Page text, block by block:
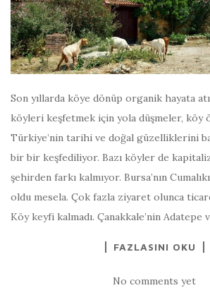
Son yıllarda köye dönüp organik hayata
köyleri keşfetmek için yola düşmeler, köy
Türkiye’nin tarihi ve doğal güzelliklerini
bir bir keşfediliyor. Bazı köyler de
şehirden farkı kalmıyor. Bursa’nın
oldu mesela. Çok fazla ziyaret olunca
Köy keyfi kalmadı. Çanakkale’nin
FAZLASINI OKU
No comments yet